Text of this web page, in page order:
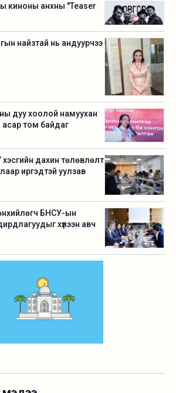
киноны анхны "Teaser
найзтай нь андуурчээ
дуу хоолой намуухан
асар том байдаг
дахин төлөвлөлт
иргэдтэй уулзав
БНСУ-ын
хүлээн авч